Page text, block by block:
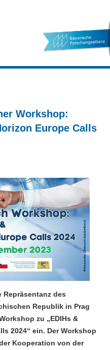
Workshop:
Europe Calls
Repräsentanz des
Republik in Prag
zu „EDIHs &
2024“ ein. Der Workshop
Kooperation von der